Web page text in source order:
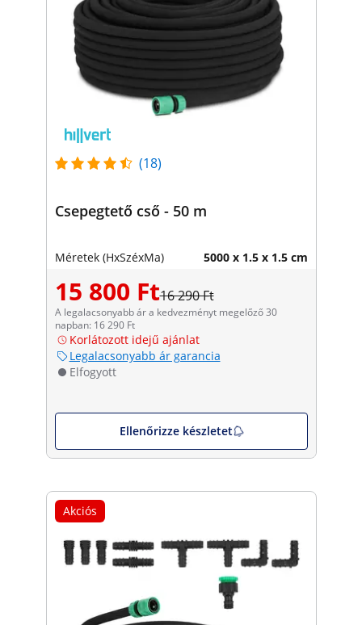
(18)
Csepegtető cső - 50 m
Méretek (HxSzéxMa) 5000 x 1.5 x 1.5 cm
15 800 Ft16 290 Ft
A legalacsonyabb ár a kedvezményt megelőző 30
napban: 16 290 Ft
Korlátozott idejű ajánlat
Legalacsonyabb ár garancia
Elfogyott
Ellenőrizze készletet
Akciós